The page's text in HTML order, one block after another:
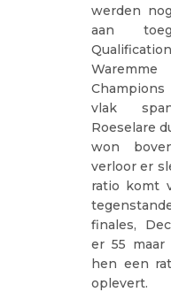
werden
aan
vlak
Roeselare
won
verloor er
ratio komt
finales,
er 55
hen een
oplevert.